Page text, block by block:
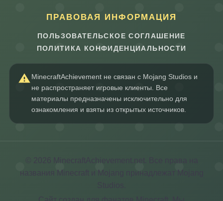
ПРАВОВАЯ ИНФОРМАЦИЯ
ПОЛЬЗОВАТЕЛЬСКОЕ СОГЛАШЕНИЕ
ПОЛИТИКА КОНФИДЕНЦИАЛЬНОСТИ
MinecraftAchievement не связан с Mojang Studios и
не распространяет игровые клиенты. Все
материалы предназначены исключительно для
ознакомления и взяты из открытых источников.
© 2026 MinecraftAchievement.net. Все права на
названия Minecraft и Mojang принадлежат Mojang